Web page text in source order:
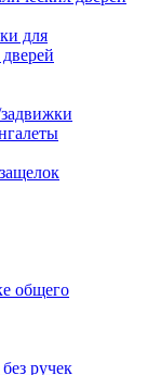
для
общего
ручек